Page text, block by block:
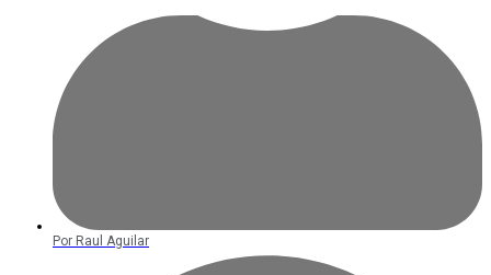
Por Raul Aguilar